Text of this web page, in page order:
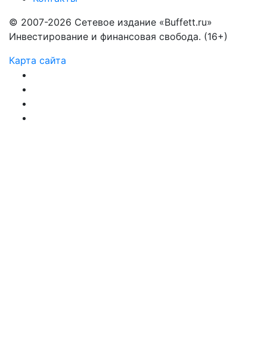
© 2007-2026 Сетевое издание «Buffett.ru»
Инвестирование и финансовая свобода. (16+)
Карта сайта